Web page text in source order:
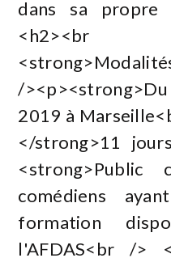
dans sa propre
/
2019 à
</strong>11
<strong>Public
comédiens
formation
l'AFDAS<br />